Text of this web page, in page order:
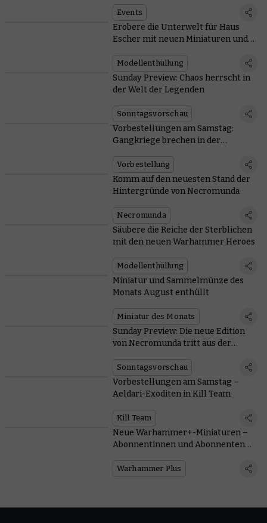
Events
Erobere die Unterwelt für Haus
Escher mit neuen Miniaturen und
Modellenthüllung
Sunday Preview: Chaos herrscht in
der Welt der Legenden
Sonntagsvorschau
Vorbestellungen am Samstag:
Gangkriege brechen in der
Vorbestellung
Komm auf den neuesten Stand der
Hintergründe von Necromunda
Necromunda
Säubere die Reiche der Sterblichen
mit den neuen Warhammer Heroes
Modellenthüllung
Miniatur und Sammelmünze des
Monats August enthüllt
Miniatur des Monats
Sunday Preview: Die neue Edition
von Necromunda tritt aus der
Sonntagsvorschau
Vorbestellungen am Samstag –
Aeldari-Exoditen in Kill Team
Kill Team
Neue Warhammer+-Miniaturen –
Abonnentinnen und Abonnenten
Warhammer Plus